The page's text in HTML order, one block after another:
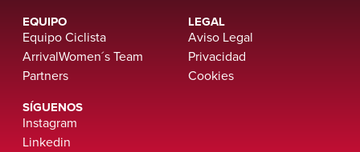
EQUIPO
Equipo Ciclista
ArrivalWomen´s Team
Partners
LEGAL
Aviso Legal
Privacidad
Cookies
SÍGUENOS
Instagram
Linkedin